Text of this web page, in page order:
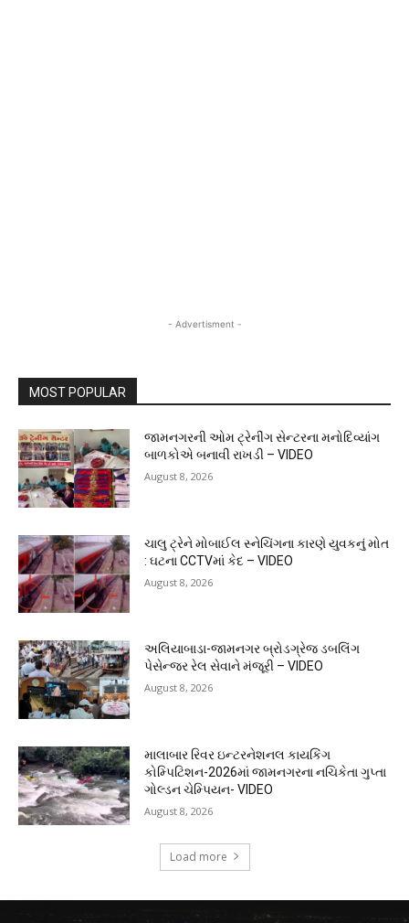
- Advertisment -
MOST POPULAR
જામનગરની ઓમ ટ્રેનીંગ સેન્ટરના મનોદિવ્યાંગ
બાળકોએ બનાવી રાખડી – VIDEO
August 8, 2026
ચાલુ ટ્રેને મોબાઈલ સ્નેચિંગના કારણે યુવકનું મોત
: ઘટના CCTVમાં કેદ – VIDEO
August 8, 2026
અલિયાબાડા-જામનગર બ્રોડગ્રેજ ડબલિંગ
પેસેન્જર રેલ સેવાને મંજૂરી – VIDEO
August 8, 2026
માલાબાર રિવર ઇન્ટરનેશનલ કાયકિંગ
કોમ્પિટિશન-2026માં જામનગરના નચિકેતા ગુપ્તા
ગોલ્ડન ચેમ્પિયન- VIDEO
August 8, 2026
Load more